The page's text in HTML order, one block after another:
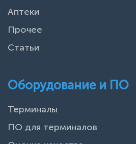
Аптеки
Прочее
Статьи
Оборудование и ПО
Терминалы
ПО для терминалов